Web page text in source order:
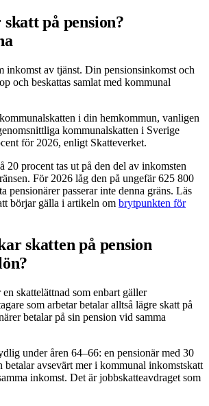
på pension?
inkomst av tjänst. Din pensionsinkomst och
och beskattas samlat med kommunal
i din hemkommun, vanligen
kommunalskatten i Sverige
för 2026, enligt Skatteverket.
20 procent tas ut på den del av inkomsten
För 2026 låg den på ungefär 625 800
pensionärer passerar inte denna gräns. Läs
börjar gälla i artikeln om brytpunkten för
skatten på pension
skattelättnad som enbart gäller
som arbetar betalar alltså lägre skatt på
betalar på sin pension vid samma
under åren 64–66: en pensionär med 30
betalar avsevärt mer i kommunal inkomstskatt
inkomst. Det är jobbskatteavdraget som